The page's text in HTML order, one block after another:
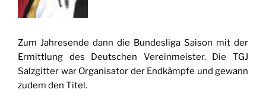
Zum Jahresende dann die Bundesliga Saison mit der
Ermittlung des Deutschen Vereinmeister. Die TGJ
Salzgitter war Organisator der Endkämpfe und gewann
zudem den Titel.